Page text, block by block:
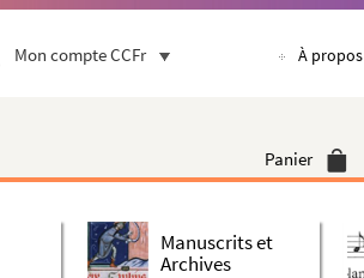
Mon compte CCFr À propos
Panier
Manuscrits et
Archives